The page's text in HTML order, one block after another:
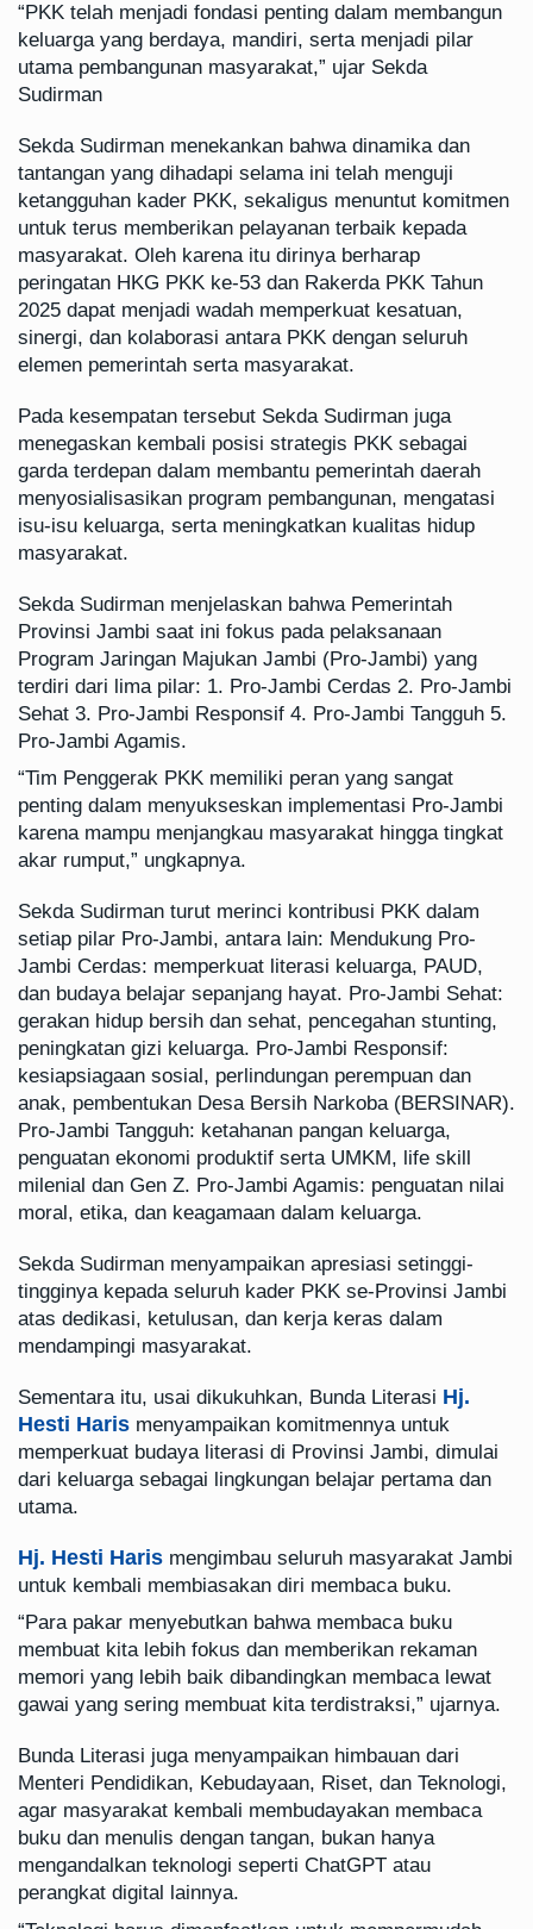
“PKK telah menjadi fondasi penting dalam membangun
keluarga yang berdaya, mandiri, serta menjadi pilar
utama pembangunan masyarakat,” ujar Sekda
Sudirman
Sekda Sudirman menekankan bahwa dinamika dan
tantangan yang dihadapi selama ini telah menguji
ketangguhan kader PKK, sekaligus menuntut komitmen
untuk terus memberikan pelayanan terbaik kepada
masyarakat. Oleh karena itu dirinya berharap
peringatan HKG PKK ke-53 dan Rakerda PKK Tahun
2025 dapat menjadi wadah memperkuat kesatuan,
sinergi, dan kolaborasi antara PKK dengan seluruh
elemen pemerintah serta masyarakat.
Pada kesempatan tersebut Sekda Sudirman juga
menegaskan kembali posisi strategis PKK sebagai
garda terdepan dalam membantu pemerintah daerah
menyosialisasikan program pembangunan, mengatasi
isu-isu keluarga, serta meningkatkan kualitas hidup
masyarakat.
Sekda Sudirman menjelaskan bahwa Pemerintah
Provinsi Jambi saat ini fokus pada pelaksanaan
Program Jaringan Majukan Jambi (Pro-Jambi) yang
terdiri dari lima pilar: 1. Pro-Jambi Cerdas 2. Pro-Jambi
Sehat 3. Pro-Jambi Responsif 4. Pro-Jambi Tangguh 5.
Pro-Jambi Agamis.
“Tim Penggerak PKK memiliki peran yang sangat
penting dalam menyukseskan implementasi Pro-Jambi
karena mampu menjangkau masyarakat hingga tingkat
akar rumput,” ungkapnya.
Sekda Sudirman turut merinci kontribusi PKK dalam
setiap pilar Pro-Jambi, antara lain: Mendukung Pro-
Jambi Cerdas: memperkuat literasi keluarga, PAUD,
dan budaya belajar sepanjang hayat. Pro-Jambi Sehat:
gerakan hidup bersih dan sehat, pencegahan stunting,
peningkatan gizi keluarga. Pro-Jambi Responsif:
kesiapsiagaan sosial, perlindungan perempuan dan
anak, pembentukan Desa Bersih Narkoba (BERSINAR).
Pro-Jambi Tangguh: ketahanan pangan keluarga,
penguatan ekonomi produktif serta UMKM, life skill
milenial dan Gen Z. Pro-Jambi Agamis: penguatan nilai
moral, etika, dan keagamaan dalam keluarga.
Sekda Sudirman menyampaikan apresiasi setinggi-
tingginya kepada seluruh kader PKK se-Provinsi Jambi
atas dedikasi, ketulusan, dan kerja keras dalam
mendampingi masyarakat.
Sementara itu, usai dikukuhkan, Bunda Literasi Hj.
Hesti Haris menyampaikan komitmennya untuk
memperkuat budaya literasi di Provinsi Jambi, dimulai
dari keluarga sebagai lingkungan belajar pertama dan
utama.
Hj. Hesti Haris mengimbau seluruh masyarakat Jambi
untuk kembali membiasakan diri membaca buku.
“Para pakar menyebutkan bahwa membaca buku
membuat kita lebih fokus dan memberikan rekaman
memori yang lebih baik dibandingkan membaca lewat
gawai yang sering membuat kita terdistraksi,” ujarnya.
Bunda Literasi juga menyampaikan himbauan dari
Menteri Pendidikan, Kebudayaan, Riset, dan Teknologi,
agar masyarakat kembali membudayakan membaca
buku dan menulis dengan tangan, bukan hanya
mengandalkan teknologi seperti ChatGPT atau
perangkat digital lainnya.